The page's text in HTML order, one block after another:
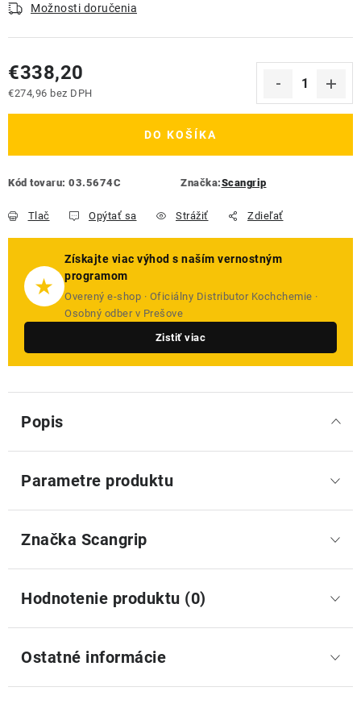
Možnosti doručenia
€338,20
€274,96 bez DPH
DO KOŠÍKA
Kód tovaru: 03.5674C Značka:Scangrip
Tlač Opýtať sa Strážiť Zdieľať
★
Získajte viac výhod s naším vernostným
programom
Overený e-shop · Oficiálny Distributor Kochchemie ·
Osobný odber v Prešove
Zistiť viac
Popis
Parametre produktu
Značka Scangrip
Hodnotenie produktu (0)
Ostatné informácie